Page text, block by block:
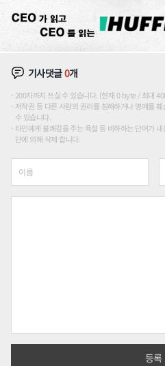
기사댓글0개
200자까지 쓰실 수 있습니다. (현재 0 byte / 최대
저작권 등 다른 사람의 권리를 침해하거나 명예를
수 있습니다.
타인에게 불쾌감을 주는 욕설 등 비하하는 단어가
단에 의해 삭제 합니다.